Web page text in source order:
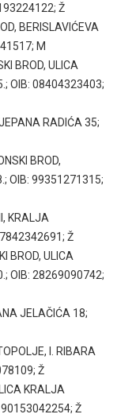
Ž
BERISLAVIĆEVA
M
BROD, ULICA
OIB: 08404323403;
RADIĆA 35;
BROD,
OIB: 99351271315;
KRALJA
Ž
BROD, ULICA
OIB: 28269090742;
JELAČIĆA 18;
I. RIBARA
Ž
KRALJA
Ž